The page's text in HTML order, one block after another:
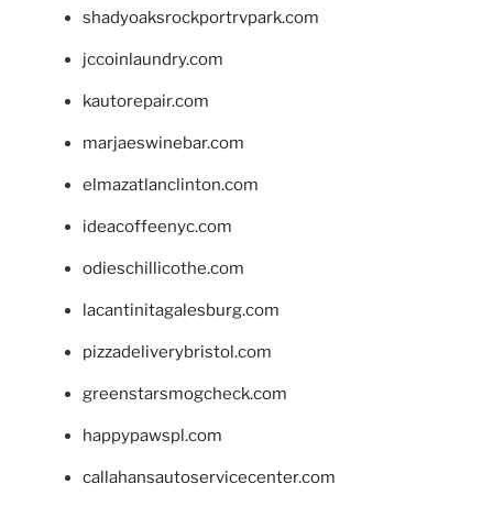
shadyoaksrockportrvpark.com
jccoinlaundry.com
kautorepair.com
marjaeswinebar.com
elmazatlanclinton.com
ideacoffeenyc.com
odieschillicothe.com
lacantinitagalesburg.com
pizzadeliverybristol.com
greenstarsmogcheck.com
happypawspl.com
callahansautoservicecenter.com